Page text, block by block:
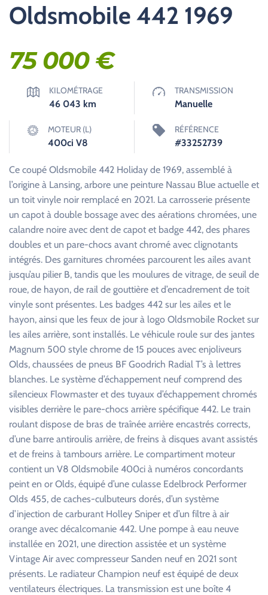
Oldsmobile 442 1969
75 000€
KILOMÉTRAGE
46 043 km
TRANSMISSION
Manuelle
MOTEUR (L)
400ci V8
RÉFÉRENCE
#33252739
Ce coupé Oldsmobile 442 Holiday de 1969, assemblé à
l’origine à Lansing, arbore une peinture Nassau Blue actuelle et
un toit vinyle noir remplacé en 2021. La carrosserie présente
un capot à double bossage avec des aérations chromées, une
calandre noire avec dent de capot et badge 442, des phares
doubles et un pare-chocs avant chromé avec clignotants
intégrés. Des garnitures chromées parcourent les ailes avant
jusqu’au pilier B, tandis que les moulures de vitrage, de seuil de
roue, de hayon, de rail de gouttière et d’encadrement de toit
vinyle sont présentes. Les badges 442 sur les ailes et le
hayon, ainsi que les feux de jour à logo Oldsmobile Rocket sur
les ailes arrière, sont installés. Le véhicule roule sur des jantes
Magnum 500 style chrome de 15 pouces avec enjoliveurs
Olds, chaussées de pneus BF Goodrich Radial T’s à lettres
blanches. Le système d’échappement neuf comprend des
silencieux Flowmaster et des tuyaux d’échappement chromés
visibles derrière le pare-chocs arrière spécifique 442. Le train
roulant dispose de bras de traînée arrière encastrés corrects,
d’une barre antiroulis arrière, de freins à disques avant assistés
et de freins à tambours arrière. Le compartiment moteur
contient un V8 Oldsmobile 400ci à numéros concordants
peint en or Olds, équipé d’une culasse Edelbrock Performer
Olds 455, de caches-culbuteurs dorés, d’un système
d’injection de carburant Holley Sniper et d’un filtre à air
orange avec décalcomanie 442. Une pompe à eau neuve
installée en 2021, une direction assistée et un système
Vintage Air avec compresseur Sanden neuf en 2021 sont
présents. Le radiateur Champion neuf est équipé de deux
ventilateurs électriques. La transmission est une boîte 4